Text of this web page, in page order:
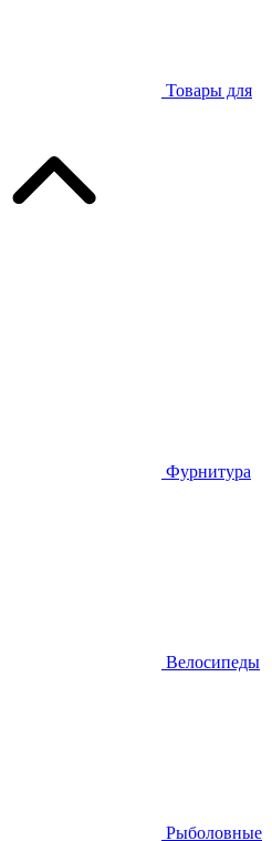
Товары для
Фурнитура
Велосипеды
Рыболовные